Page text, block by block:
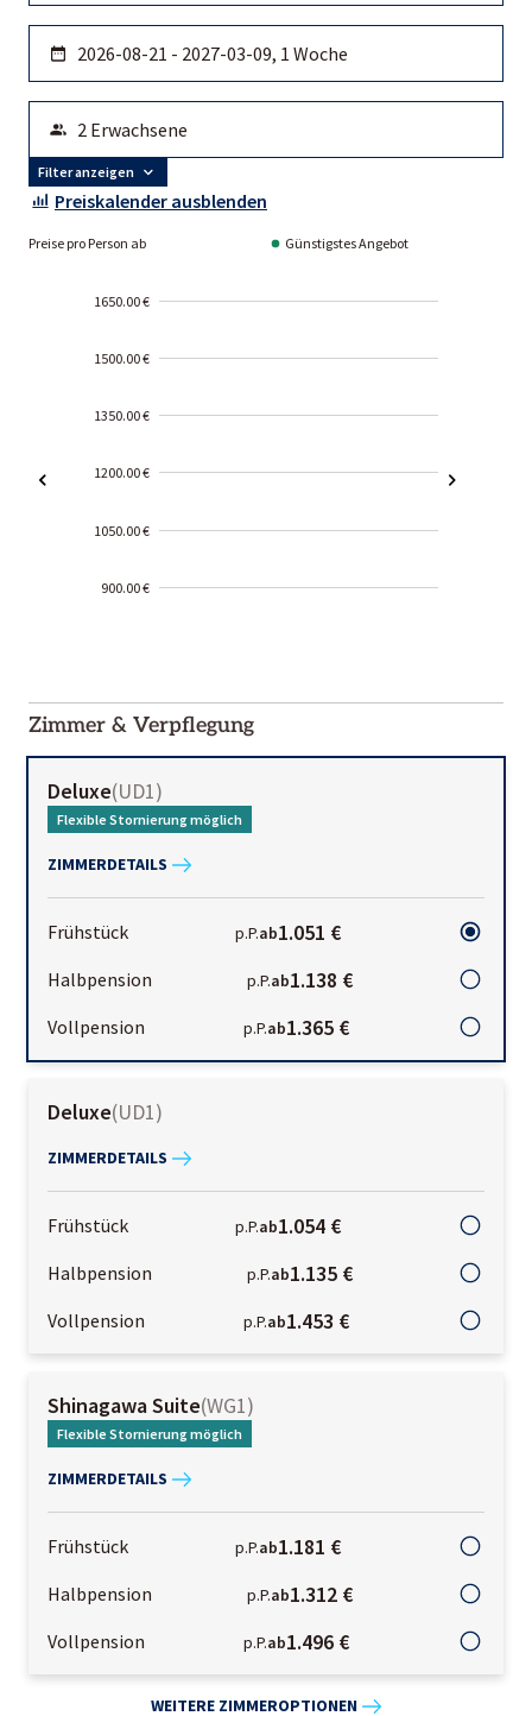
Filter anzeigen
Preiskalender ausblenden
Preise pro Person ab Günstigstes Angebot
1650.00 €
1500.00 €
1350.00 €
1200.00 €
1050.00 €
900.00 €
01-02
Zimmer & Verpflegung
Deluxe(UD1)
Flexible Stornierung möglich
ZIMMERDETAILS
Frühstück p.P.ab1.051 €
Halbpension p.P.ab1.138 €
Vollpension p.P.ab1.365 €
Deluxe(UD1)
ZIMMERDETAILS
Frühstück p.P.ab1.054 €
Halbpension p.P.ab1.135 €
Vollpension p.P.ab1.453 €
Shinagawa Suite(WG1)
Flexible Stornierung möglich
ZIMMERDETAILS
Frühstück p.P.ab1.181 €
Halbpension p.P.ab1.312 €
Vollpension p.P.ab1.496 €
WEITERE ZIMMEROPTIONEN